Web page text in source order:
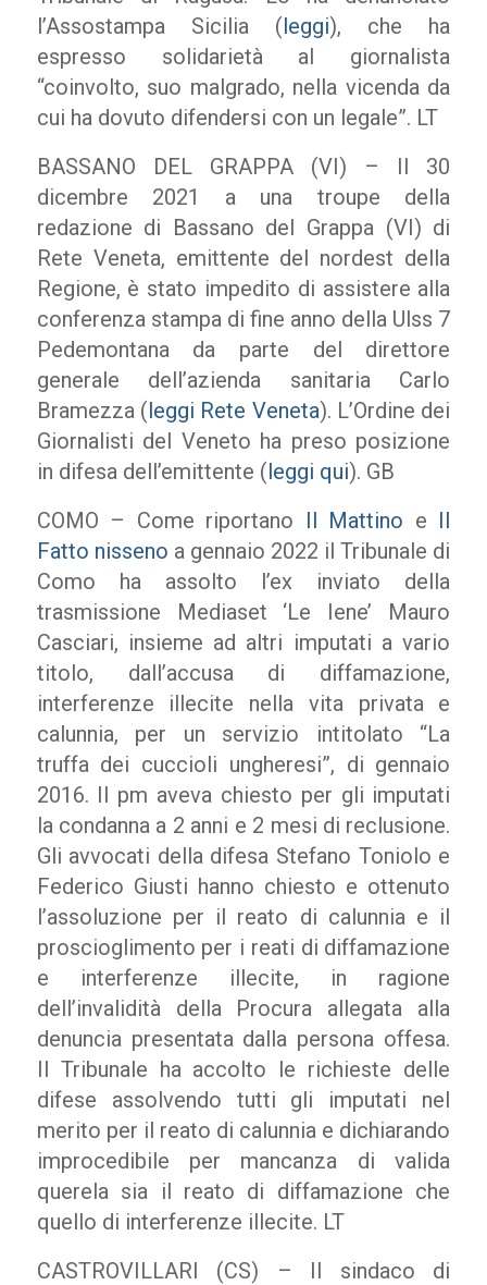
l’Assostampa Sicilia (leggi), che ha
espresso solidarietà al giornalista
“coinvolto, suo malgrado, nella vicenda da
cui ha dovuto difendersi con un legale”. LT
BASSANO DEL GRAPPA (VI) – Il 30
dicembre 2021 a una troupe della
redazione di Bassano del Grappa (VI) di
Rete Veneta, emittente del nordest della
Regione, è stato impedito di assistere alla
conferenza stampa di fine anno della Ulss 7
Pedemontana da parte del direttore
generale dell’azienda sanitaria Carlo
Bramezza (leggi Rete Veneta). L’Ordine dei
Giornalisti del Veneto ha preso posizione
in difesa dell’emittente (leggi qui). GB
COMO – Come riportano Il Mattino e Il
Fatto nisseno a gennaio 2022 il Tribunale di
Como ha assolto l’ex inviato della
trasmissione Mediaset ‘Le Iene’ Mauro
Casciari, insieme ad altri imputati a vario
titolo, dall’accusa di diffamazione,
interferenze illecite nella vita privata e
calunnia, per un servizio intitolato “La
truffa dei cuccioli ungheresi”, di gennaio
2016. Il pm aveva chiesto per gli imputati
la condanna a 2 anni e 2 mesi di reclusione.
Gli avvocati della difesa Stefano Toniolo e
Federico Giusti hanno chiesto e ottenuto
l’assoluzione per il reato di calunnia e il
proscioglimento per i reati di diffamazione
e interferenze illecite, in ragione
dell’invalidità della Procura allegata alla
denuncia presentata dalla persona offesa.
Il Tribunale ha accolto le richieste delle
difese assolvendo tutti gli imputati nel
merito per il reato di calunnia e dichiarando
improcedibile per mancanza di valida
querela sia il reato di diffamazione che
quello di interferenze illecite. LT
CASTROVILLARI (CS) – Il sindaco di